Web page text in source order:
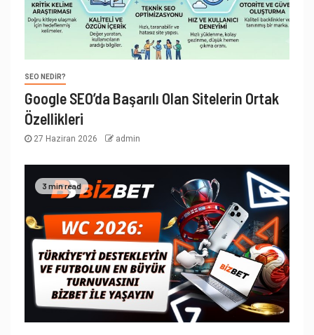
SEO NEDIR?
Google SEO’da Başarılı Olan Sitelerin Ortak
Özellikleri
27 Haziran 2026 admin
3 min read